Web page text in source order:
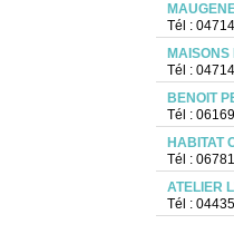
Tél :
MAISONS
Tél :
BENOIT
Tél :
HABITAT
Tél :
ATELIER
Tél :